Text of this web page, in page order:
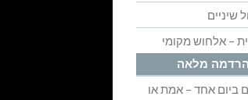
שיניים
– אלחוש מקומי
מלאה
ביום אחד – אמת או